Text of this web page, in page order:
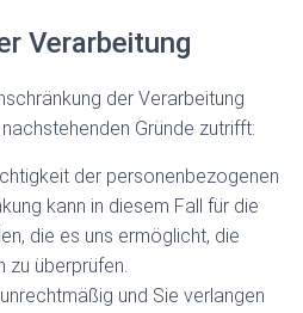
Verarbeitung
der Verarbeitung
Gründe zutrifft:
der personenbezogenen
kann in diesem Fall für die
die es uns ermöglicht, die
zu überprüfen.
und Sie verlangen